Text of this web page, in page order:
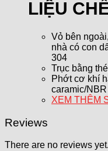
LIỆU
Vỏ bên
nhà có con
304
Trục bằng
Phớt cơ khí
caramic/
XEM THÊM
Reviews
There are no reviews yet.